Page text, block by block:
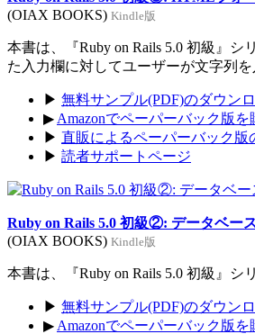
(OIAX BOOKS) Kindle版
本書は、『Ruby on Rails 5.0 初級』
た入力欄に対してユーザーが文字列
▶ 無料サンプル(PDF)のダウン
▶ Amazonでペーパーバック版を
▶ 直販によるペーパーバック版
▶ 読者サポートページ
Ruby on Rails 5.0 初級②: データベー
(OIAX BOOKS) Kindle版
本書は、『Ruby on Rails 5.0 初級』
▶ 無料サンプル(PDF)のダウン
▶ Amazonでペーパーバック版を